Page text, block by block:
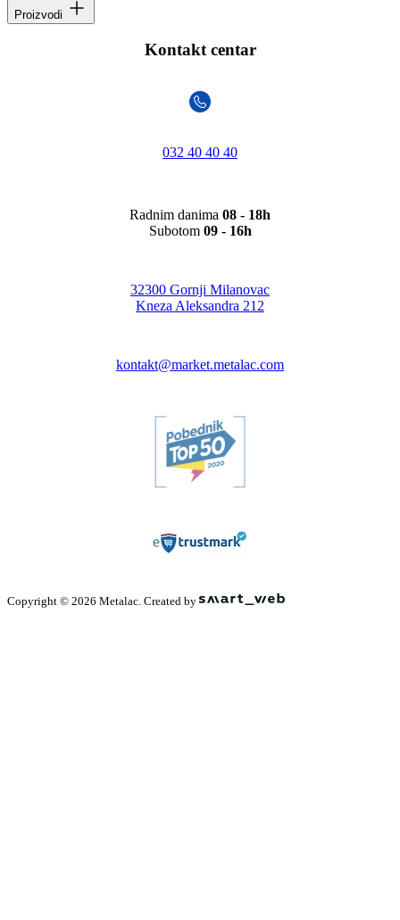
Proizvodi
Kontakt centar
032 40 40 40
Radnim danima 08 - 18h
Subotom 09 - 16h
32300 Gornji Milanovac
Kneza Aleksandra 212
kontakt@market.metalac.com
Copyright © 2026 Metalac. Created by